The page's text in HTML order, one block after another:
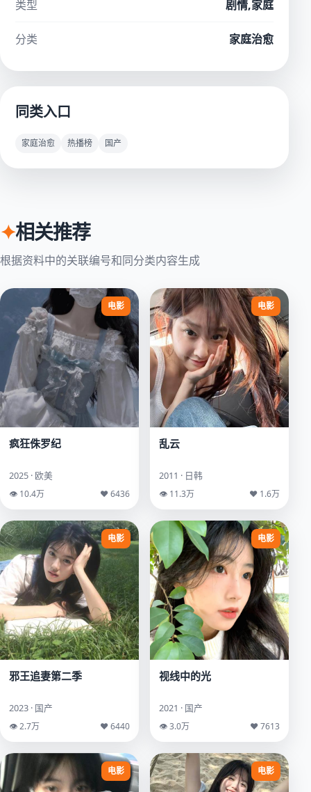
类型 剧情,家庭
分类 家庭治愈
同类入口
家庭治愈 热播榜 国产
✦相关推荐
根据资料中的关联编号和同分类内容生成
电影
疯狂侏罗纪
2025 · 欧美
👁 10.4万 ♥ 6436
电影
乱云
2011 · 日韩
👁 11.3万 ♥ 1.6万
电影
邪王追妻第二季
2023 · 国产
👁 2.7万 ♥ 6440
电影
视线中的光
2021 · 国产
👁 3.0万 ♥ 7613
电影 电影